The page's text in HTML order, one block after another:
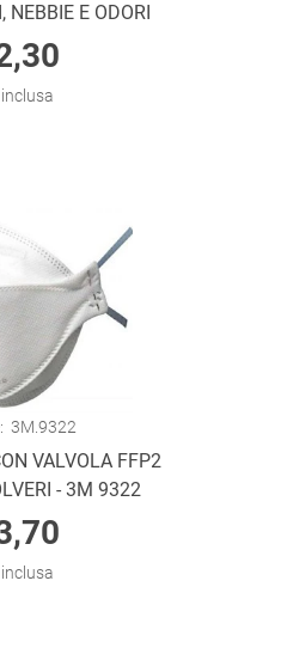
NEBBIE E ODORI
inclusa
3M.9322
VALVOLA FFP2
- 3M 9322
inclusa